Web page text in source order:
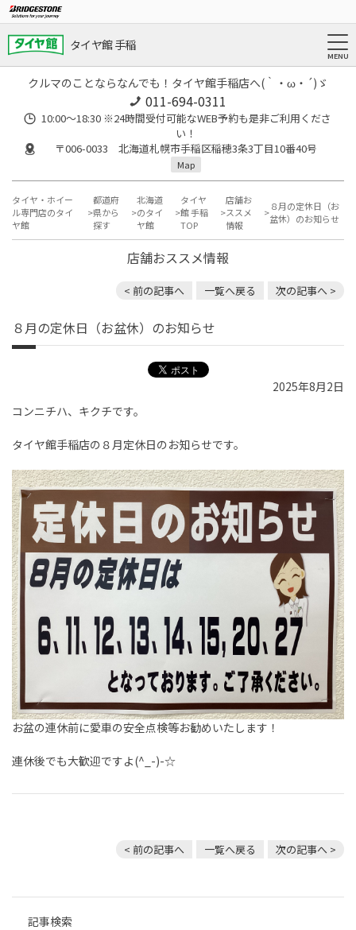
タイヤ館 手稲
クルマのことならなんでも！タイヤ館手稲店へ(｀・ω・´)ゞ
011-694-0311
10:00～18:30 ※24時間受付可能なWEB予約も是非ご利用くださ
い！
〒006-0033 北海道札幌市手稲区稲穂3条3丁目10番40号
Map
タイヤ・ホイー
ル専門店のタイ
ヤ館
都道府
県から
探す
北海道
のタイ
ヤ館
タイヤ
館 手稲
TOP
店舗お
ススメ
情報
８月の定休日（お
盆休）のお知らせ
店舗おススメ情報
< 前の記事へ 一覧へ戻る 次の記事へ >
８月の定休日（お盆休）のお知らせ
2025年8月2日
コンニチハ、キクチです。
タイヤ館手稲店の８月定休日のお知らせです。
お盆の連休前に愛車の安全点検等お勧めいたします！
連休後でも大歓迎ですよ(^_-)-☆
< 前の記事へ 一覧へ戻る 次の記事へ >
記事検索